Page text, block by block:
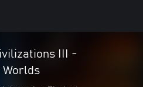
III -
Worlds